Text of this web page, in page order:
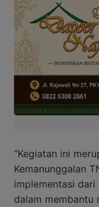
“Kegiatan ini
Kemanunggalan
implementasi dari
dalam membantu